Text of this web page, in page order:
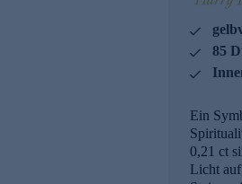
85
Ein
0,21 ct
Licht